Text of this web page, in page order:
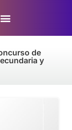
de
y